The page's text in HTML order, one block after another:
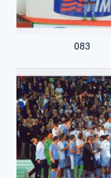
083